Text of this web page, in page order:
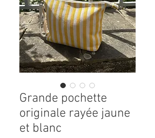
Grande pochette
originale rayée jaune
et blanc